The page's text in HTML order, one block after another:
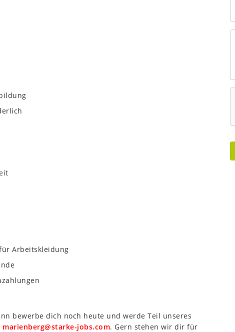
Arbeitskleidung
bewerbe dich noch heute und werde Teil unseres
marienberg@starke-jobs.com. Gern stehen wir dir für